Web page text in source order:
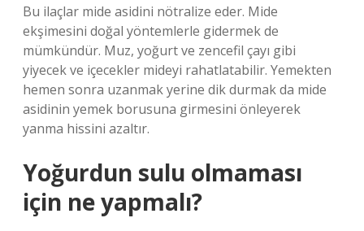
Bu ilaçlar mide asidini nötralize eder. Mide
ekşimesini doğal yöntemlerle gidermek de
mümkündür. Muz, yoğurt ve zencefil çayı gibi
yiyecek ve içecekler mideyi rahatlatabilir. Yemekten
hemen sonra uzanmak yerine dik durmak da mide
asidinin yemek borusuna girmesini önleyerek
yanma hissini azaltır.
Yoğurdun sulu olmaması
için ne yapmalı?